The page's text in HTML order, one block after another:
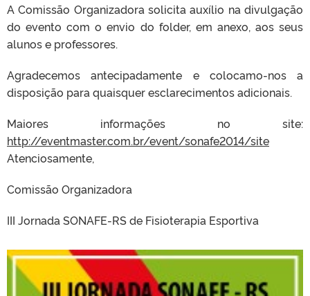
A Comissão Organizadora solicita auxílio na divulgação
do evento com o envio do folder, em anexo, aos seus
alunos e professores.
Agradecemos antecipadamente e colocamo-nos a
disposição para quaisquer esclarecimentos adicionais.
Maiores informações no site:
http://eventmaster.com.br/event/sonafe2014/site
Atenciosamente,
Comissão Organizadora
III Jornada SONAFE-RS de Fisioterapia Esportiva